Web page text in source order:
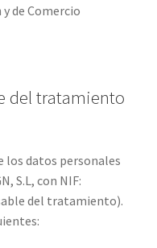
de Comercio
del tratamiento
los datos personales
S.L, con NIF:
del tratamiento).